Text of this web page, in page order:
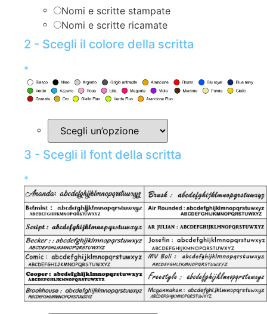
Nomi e scritte stampate
Nomi e scritte ricamate
2 - Scegli il colore della scritta
*
3 - Scegli il font della scritta
*